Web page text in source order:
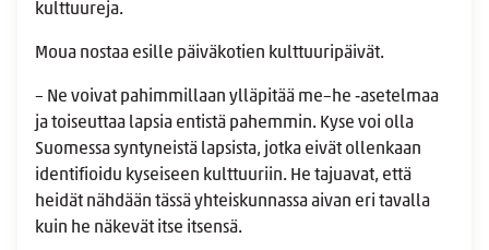
kulttuureja.
Moua nostaa esille päiväkotien kulttuuripäivät.
– Ne voivat pahimmillaan ylläpitää me–he ‑asetelmaa
ja toiseuttaa lapsia entistä pahemmin. Kyse voi olla
Suomessa syntyneistä lapsista, jotka eivät ollenkaan
identifioidu kyseiseen kulttuuriin. He tajuavat, että
heidät nähdään tässä yhteiskunnassa aivan eri tavalla
kuin he näkevät itse itsensä.